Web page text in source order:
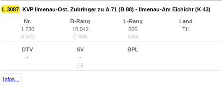
L 3087 KVP Ilmenau-Ost, Zubringer zu A 71 (B 88) - Ilmenau-Am Eichicht (K 43)
Nr.
1.230
(8.245)
B-Rang
10.042
(7.638)
L-Rang
506
(436)
Land
TH
DTV
-
SV
-
(-)
BPL
Infos...